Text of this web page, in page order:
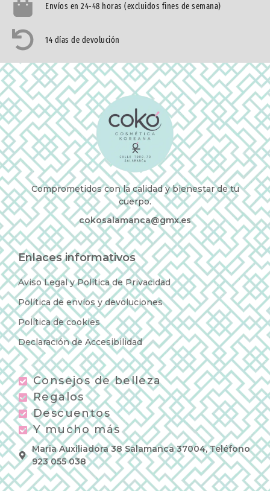
Envíos en 24-48 horas (excluidos fines de semana)
14 días de devolución
Comprometidos con la calidad y bienestar de tu
cuerpo.
cokosalamanca@gmx.es
Enlaces informativos
Aviso Legal y Política de Privacidad
Política de envíos y devoluciones
Política de cookies
Declaración de Accesibilidad
Consejos de belleza
Regalos
Descuentos
Y mucho más
Maria Auxiliadora 38 Salamanca 37004, Teléfono
923 055 038